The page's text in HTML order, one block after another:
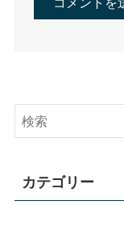
カテゴリー